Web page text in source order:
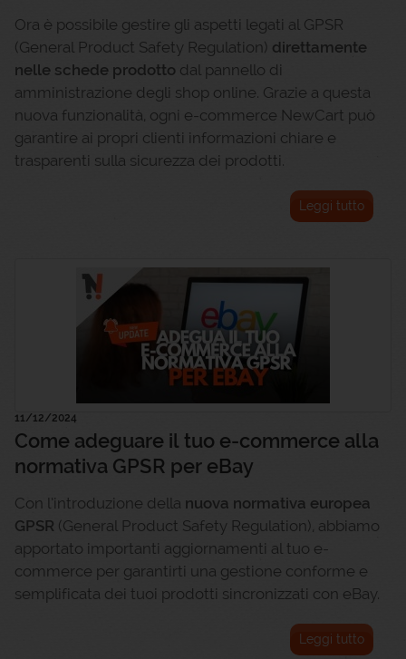
Ora è possibile gestire gli aspetti legati al GPSR
(General Product Safety Regulation) direttamente
nelle schede prodotto dal pannello di
amministrazione degli shop online. Grazie a questa
nuova funzionalità, ogni e-commerce NewCart può
garantire ai propri clienti informazioni chiare e
trasparenti sulla sicurezza dei prodotti.
Leggi tutto
11/12/2024
Come adeguare il tuo e-commerce alla
normativa GPSR per eBay
Con l’introduzione della nuova normativa europea
GPSR (General Product Safety Regulation), abbiamo
apportato importanti aggiornamenti al tuo e-
commerce per garantirti una gestione conforme e
semplificata dei tuoi prodotti sincronizzati con eBay.
Leggi tutto